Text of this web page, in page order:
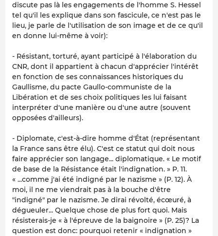
discute pas là les engagements de l'homme S. Hessel
tel qu'il les explique dans son fascicule, ce n'est pas le
lieu, je parle de l'utilisation de son image et de ce qu'il
en donne lui-même à voir):
- Résistant, torturé, ayant participé à l'élaboration du
CNR, dont il appartient à chacun d'apprécier l'intérêt
en fonction de ses connaissances historiques du
Gaullisme, du pacte Gaullo-communiste de la
Libération et de ses choix politiques les lui faisant
interpréter d'une manière ou d'une autre (souvent
opposées d'ailleurs).
- Diplomate, c'est-à-dire homme d'État (représentant
la France sans être élu). C'est ce statut qui doit nous
faire apprécier son langage... diplomatique. « Le motif
de base de la Résistance était l'indignation. » P. 11.
« ...comme j'ai été indigné par le nazisme » (P. 12). À
moi, il ne me viendrait pas à la bouche d'être
"indigné" par le nazisme. Je dirai révolté, écœuré, à
dégueuler... Quelque chose de plus fort quoi. Mais
résisterais-je « à l'épreuve de la baignoire » (P. 25)? La
question est donc: pourquoi retenir « indignation »